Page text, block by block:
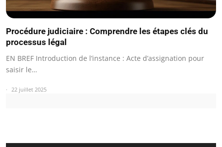
Procédure judiciaire : Comprendre les étapes clés du
processus légal
EN BREF Introduction de l’instance : Acte d’assignation pour
saisir le…
22 juillet 2025